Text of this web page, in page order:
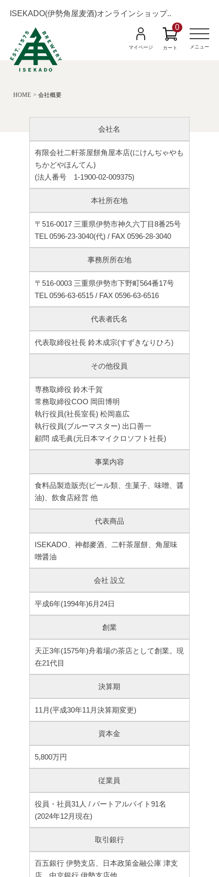
ISEKADO(伊勢角屋麦酒)オンラインショップ..
マイページ カート
0
M
e
n
メニュー
HOME 会社概要
会社名
有限会社二軒茶屋餅角屋本店(にけんぢゃやも
ちかどやほんてん)
(法人番号 1-1900-02-009375)
本社所在地
〒516-0017 三重県伊勢市神久六丁目8番25号
TEL 0596-23-3040(代) / FAX 0596-28-3040
事務所所在地
〒516-0003 三重県伊勢市下野町564番17号
TEL 0596-63-6515 / FAX 0596-63-6516
代表者氏名
代表取締役社長 鈴木成宗(すずきなりひろ)
その他役員
専務取締役 鈴木千賀
常務取締役COO 岡田博明
執行役員(社長室長) 松岡嘉広
執行役員(ブルーマスター) 出口善一
顧問 成毛眞(元日本マイクロソフト社長)
事業内容
食料品製造販売(ビール類、生菓子、味噌、醤
油)、飲食店経営 他
代表商品
ISEKADO、神都麥酒、二軒茶屋餅、角屋味
噌醤油
会社 設立
平成6年(1994年)6月24日
創業
天正3年(1575年)舟着場の茶店として創業。現
在21代目
決算期
11月(平成30年11月決算期変更)
資本金
5,800万円
従業員
役員・社員31人 / パートアルバイト91名
(2024年12月現在)
取引銀行
百五銀行 伊勢支店、日本政策金融公庫 津支
店、中京銀行 伊勢支店他